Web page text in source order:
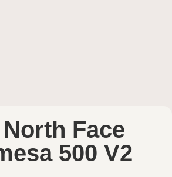
Face
500 V2